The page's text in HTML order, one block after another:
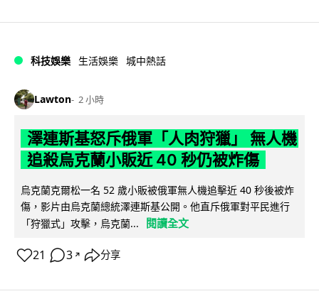
科技娛樂 生活娛樂 城中熱話
Lawton 2 小時
澤連斯基怒斥俄軍「人肉狩獵」 無人機
追殺烏克蘭小販近 40 秒仍被炸傷
烏克蘭克爾松一名 52 歲小販被俄軍無人機追擊近 40 秒後被炸
傷，影片由烏克蘭總統澤連斯基公開。他直斥俄軍對平民進行
「狩獵式」攻擊，烏克蘭...
閱讀全文
21 3 ↗ 分享